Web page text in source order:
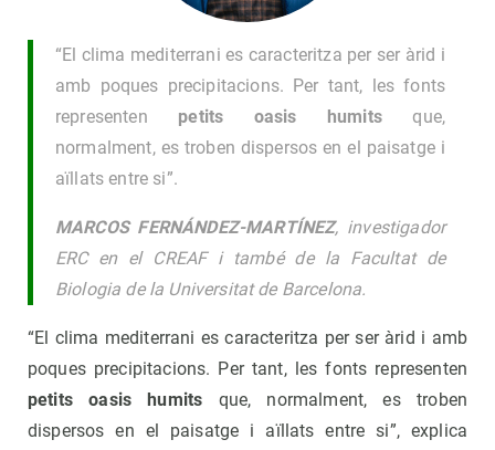
“El clima mediterrani es caracteritza per ser àrid i
amb poques precipitacions. Per tant, les fonts
representen petits oasis humitsque,
normalment, es troben dispersos en el paisatge i
aïllats entre si”.
MARCOS FERNÁNDEZ-MARTÍNEZ, investigador
ERC en el CREAF i també de la Facultat de
Biologia de la Universitat de Barcelona.
“El clima mediterrani es caracteritza per ser àrid i amb
poques precipitacions. Per tant, les fonts representen
petits oasis humits que, normalment, es troben
dispersos en el paisatge i aïllats entre si”, explica